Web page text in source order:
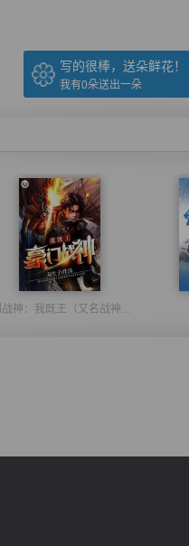
写的很棒，送朵鲜花！
我有0朵送出一朵
豪门战神：我既王（又名战神归来不败神婿修罗战神）